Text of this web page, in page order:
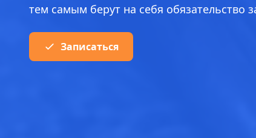
тем самым берут на себя
Записаться